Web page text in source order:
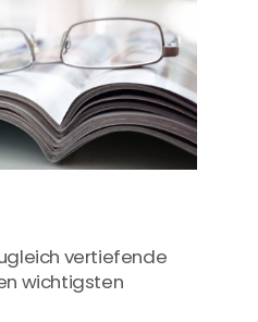
vertiefende
wichtigsten